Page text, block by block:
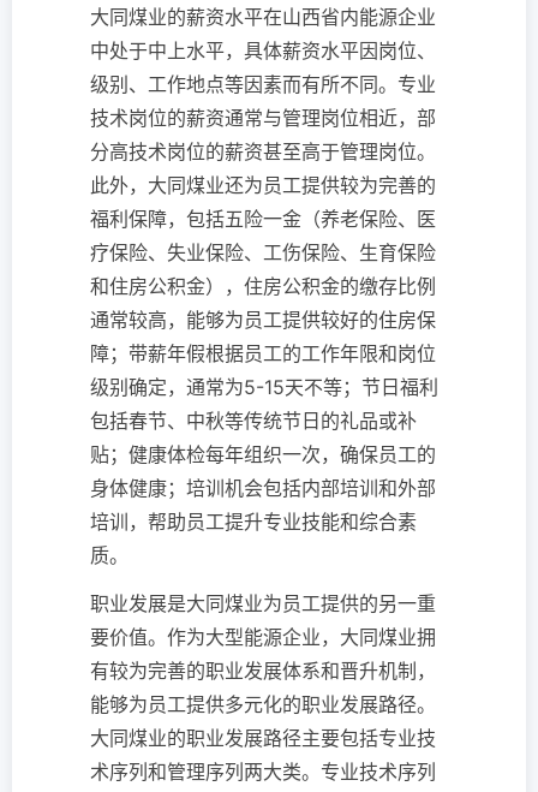
大同煤业的薪资水平在山西省内能源企业
中处于中上水平，具体薪资水平因岗位、
级别、工作地点等因素而有所不同。专业
技术岗位的薪资通常与管理岗位相近，部
分高技术岗位的薪资甚至高于管理岗位。
此外，大同煤业还为员工提供较为完善的
福利保障，包括五险一金（养老保险、医
疗保险、失业保险、工伤保险、生育保险
和住房公积金），住房公积金的缴存比例
通常较高，能够为员工提供较好的住房保
障；带薪年假根据员工的工作年限和岗位
级别确定，通常为5-15天不等；节日福利
包括春节、中秋等传统节日的礼品或补
贴；健康体检每年组织一次，确保员工的
身体健康；培训机会包括内部培训和外部
培训，帮助员工提升专业技能和综合素
质。
职业发展是大同煤业为员工提供的另一重
要价值。作为大型能源企业，大同煤业拥
有较为完善的职业发展体系和晋升机制，
能够为员工提供多元化的职业发展路径。
大同煤业的职业发展路径主要包括专业技
术序列和管理序列两大类。专业技术序列